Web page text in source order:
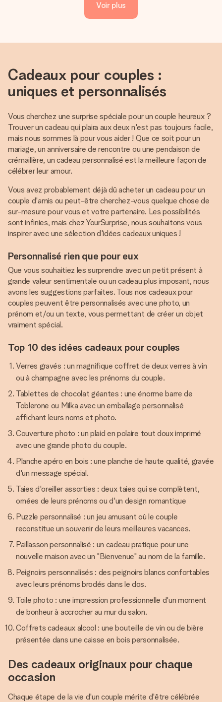
Voir plus
Cadeaux pour couples :
uniques et personnalisés
Vous cherchez une surprise spéciale pour un couple heureux ?
Trouver un cadeau qui plaira aux deux n'est pas toujours facile,
mais nous sommes là pour vous aider ! Que ce soit pour un
mariage, un anniversaire de rencontre ou une pendaison de
crémaillère, un cadeau personnalisé est la meilleure façon de
célébrer leur amour.
Vous avez probablement déjà dû acheter un cadeau pour un
couple d'amis ou peut-être cherchez-vous quelque chose de
sur-mesure pour vous et votre partenaire. Les possibilités
sont infinies, mais chez YourSurprise, nous souhaitons vous
inspirer avec une sélection d'idées cadeaux uniques !
Personnalisé rien que pour eux
Que vous souhaitiez les surprendre avec un petit présent à
grande valeur sentimentale ou un cadeau plus imposant, nous
avons les suggestions parfaites. Tous nos cadeaux pour
couples peuvent être personnalisés avec une photo, un
prénom et/ou un texte, vous permettant de créer un objet
vraiment spécial.
Top 10 des idées cadeaux pour couples
Verres gravés : un magnifique coffret de deux verres à vin
ou à champagne avec les prénoms du couple.
Tablettes de chocolat géantes : une énorme barre de
Toblerone ou Milka avec un emballage personnalisé
affichant leurs noms et photo.
Couverture photo : un plaid en polaire tout doux imprimé
avec une grande photo du couple.
Planche apéro en bois : une planche de haute qualité, gravée
d'un message spécial.
Taies d'oreiller assorties : deux taies qui se complètent,
ornées de leurs prénoms ou d'un design romantique
Puzzle personnalisé : un jeu amusant où le couple
reconstitue un souvenir de leurs meilleures vacances.
Paillasson personnalisé : un cadeau pratique pour une
nouvelle maison avec un "Bienvenue" au nom de la famille.
Peignoirs personnalisés : des peignoirs blancs confortables
avec leurs prénoms brodés dans le dos.
Toile photo : une impression professionnelle d'un moment
de bonheur à accrocher au mur du salon.
Coffrets cadeaux alcool : une bouteille de vin ou de bière
présentée dans une caisse en bois personnalisée.
Des cadeaux originaux pour chaque
occasion
Chaque étape de la vie d'un couple mérite d'être célébrée